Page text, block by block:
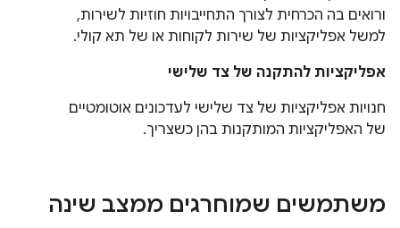
ורואים בה הכרחית לצורך התחייבויות חוזיות לשירות,
למשל אפליקציות של שירות לקוחות או של תא קולי.
אפליקציות להתקנה של צד שלישי
חנויות אפליקציות של צד שלישי לעדכונים אוטומטיים
של האפליקציות המותקנות בהן כשצריך.
משתמשים שמוחרגים ממצב שינה